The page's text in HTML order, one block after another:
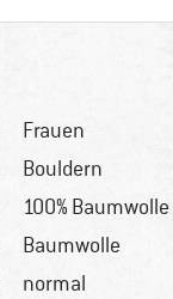
Frauen
Bouldern
100% Baumwolle
Baumwolle
normal